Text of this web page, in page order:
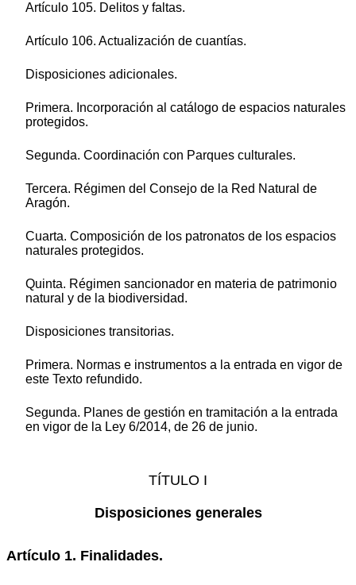
Artículo 105. Delitos y faltas.
Artículo 106. Actualización de cuantías.
Disposiciones adicionales.
Primera. Incorporación al catálogo de espacios naturales
protegidos.
Segunda. Coordinación con Parques culturales.
Tercera. Régimen del Consejo de la Red Natural de
Aragón.
Cuarta. Composición de los patronatos de los espacios
naturales protegidos.
Quinta. Régimen sancionador en materia de patrimonio
natural y de la biodiversidad.
Disposiciones transitorias.
Primera. Normas e instrumentos a la entrada en vigor de
este Texto refundido.
Segunda. Planes de gestión en tramitación a la entrada
en vigor de la Ley 6/2014, de 26 de junio.
TÍTULO I
Disposiciones generales
Artículo 1. Finalidades.